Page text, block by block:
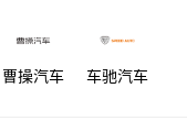
曹操汽车 车驰汽车